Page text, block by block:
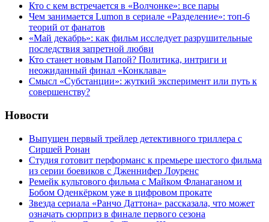
Кто с кем встречается в «Волчонке»: все пары
Чем занимается Lumon в сериале «Разделение»: топ-6
теорий от фанатов
«Май декабрь»: как фильм исследует разрушительные
последствия запретной любви
Кто станет новым Папой? Политика, интриги и
неожиданный финал «Конклава»
Cмысл «Субстанции»: жуткий эксперимент или путь к
совершенству?
Новости
Выпущен первый трейлер детективного триллера с
Сиршей Ронан
Студия готовит перформанс к премьере шестого фильма
из серии боевиков с Дженнифер Лоуренс
Ремейк культового фильма с Майком Фланаганом и
Бобом Оденкёрком уже в цифровом прокате
Звезда сериала «Ранчо Даттона» рассказала, что может
означать сюрприз в финале первого сезона